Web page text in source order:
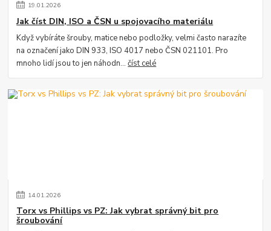
19.01.2026
Jak číst DIN, ISO a ČSN u spojovacího materiálu
Když vybíráte šrouby, matice nebo podložky, velmi často narazíte
na označení jako DIN 933, ISO 4017 nebo ČSN 021101. Pro
mnoho lidí jsou to jen náhodn...číst celé
14.01.2026
Torx vs Phillips vs PZ: Jak vybrat správný bit pro
šroubování